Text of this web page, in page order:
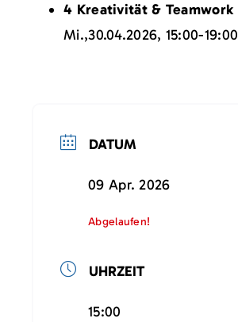
4 Kreativität & Teamwork
Mi.,30.04.2026, 15:00-19:00
DATUM
09 Apr. 2026
Abgelaufen!
UHRZEIT
15:00